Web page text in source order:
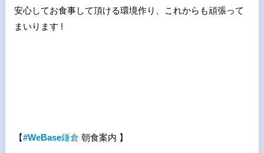
安心してお食事して頂ける環境作り、これからも頑張って
まいります !
【#WeBase鎌倉 朝食案内 】